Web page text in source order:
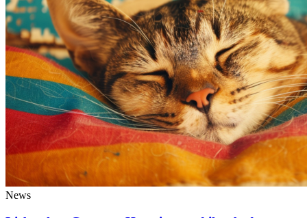
News